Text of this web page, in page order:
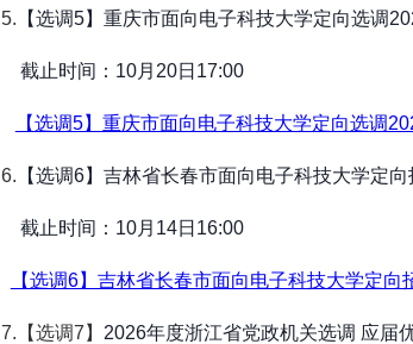
5. 【选调5】重庆市面向电子科技大学定向选调
截止时间：10月20日17:00
【选调5】重庆市面向电子科技大学定向选调
6. 【选调6】吉林省长春市面向电子科技大学定
截止时间：10月14日16:00
【选调6】吉林省长春市面向电子科技大学定
7.【选调7】 2026年度浙江省党政机关选调 应届